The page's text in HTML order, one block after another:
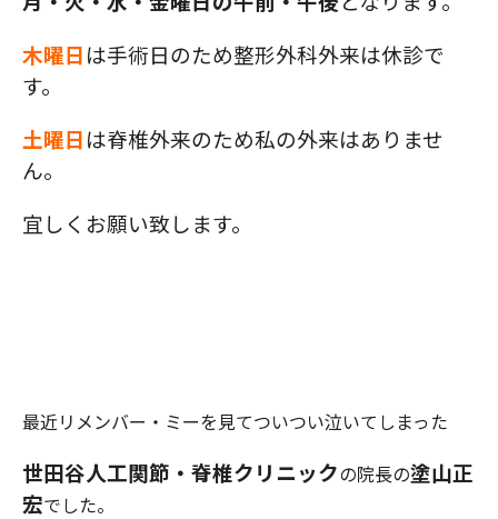
木曜日は手術日のため整形外科外来は休診で
す。
土曜日は脊椎外来のため私の外来はありませ
ん。
宜しくお願い致します。
最近リメンバー・ミーを見てついつい泣いてしまった
世田谷人工関節・脊椎クリニックの院長の塗山正
宏でした。